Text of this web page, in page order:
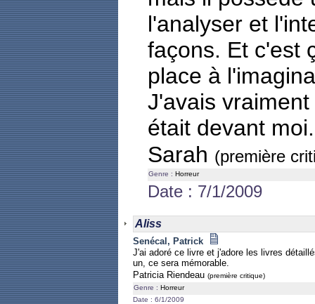
l'analyser et
façons. Et c'est
place à
J'avais
était devant
Sarah (première
Genre : Horreur
Date : 7/1/2009
Aliss
Senécal, Patrick
J'ai adoré ce livre et j'adore les livres
un, ce sera mémorable.
Patricia Riendeau (première critique)
Genre : Horreur
Date : 6/1/2009